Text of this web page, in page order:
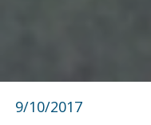
9/10/2017